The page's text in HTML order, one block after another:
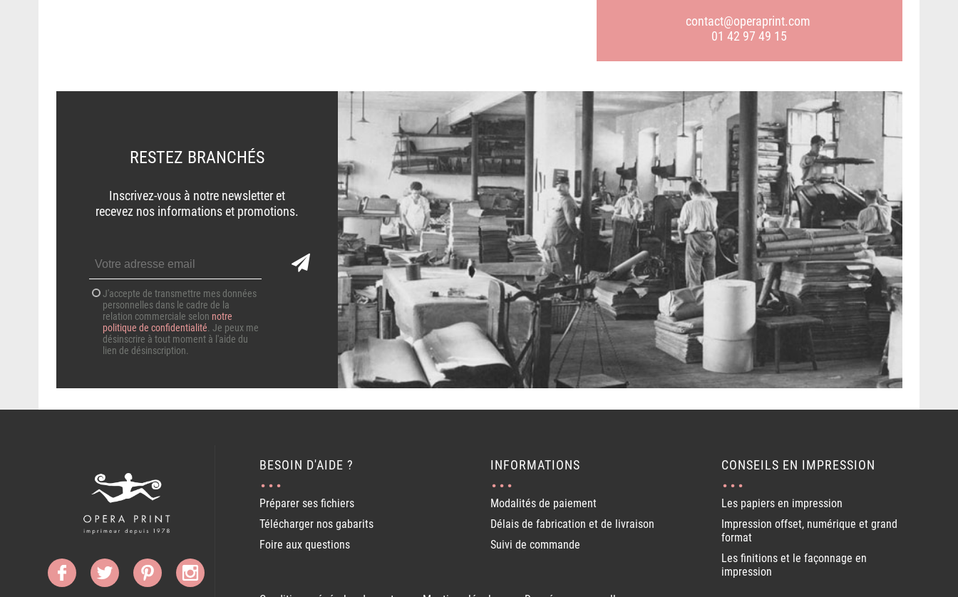
contact@operaprint.com
01 42 97 49 15
RESTEZ BRANCHÉS
Inscrivez-vous à notre newsletter et
recevez nos informations et promotions.
J'accepte de transmettre mes données
personnelles dans le cadre de la
relation commerciale selon notre
politique de confidentialité . Je peux me
désinscrire à tout moment à l'aide du
lien de désinscription.
BESOIN D'AIDE ?
Préparer ses fichiers
Télécharger nos gabarits
Foire aux questions
INFORMATIONS
Modalités de paiement
Délais de fabrication et de livraison
Suivi de commande
CONSEILS EN IMPRESSION
Les papiers en impression
Impression offset, numérique et grand
format
Les finitions et le façonnage en
impression